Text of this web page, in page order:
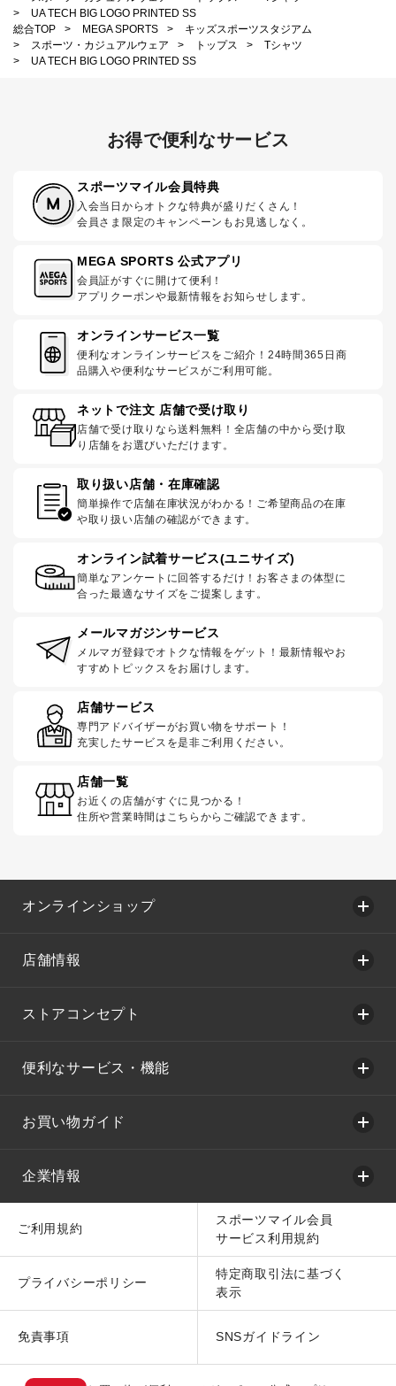
>
UA TECH BIG LOGO PRINTED SS
総合TOP
> MEGA SPORTS >
キッズスポーツスタジアム
>
スポーツ・カジュアルウェア > トップス >
Tシャツ
>
UA TECH BIG LOGO PRINTED SS
お得で便利なサービス
スポーツマイル会員特典
入会当日からオトクな特典が盛りだくさん！
会員さま限定のキャンペーンもお見逃しなく。
MEGA SPORTS 公式アプリ
会員証がすぐに開けて便利！
アプリクーポンや最新情報をお知らせします。
オンラインサービス一覧
便利なオンラインサービスをご紹介！24時間365日商
品購入や便利なサービスがご利用可能。
ネットで注文 店舗で受け取り
店舗で受け取りなら送料無料！全店舗の中から受け取
り店舗をお選びいただけます。
取り扱い店舗・在庫確認
簡単操作で店舗在庫状況がわかる！ご希望商品の在庫
や取り扱い店舗の確認ができます。
オンライン試着サービス(ユニサイズ)
簡単なアンケートに回答するだけ！お客さまの体型に
合った最適なサイズをご提案します。
メールマガジンサービス
メルマガ登録でオトクな情報をゲット！最新情報やお
すすめトピックスをお届けします。
店舗サービス
専門アドバイザーがお買い物をサポート！
充実したサービスを是非ご利用ください。
店舗一覧
お近くの店舗がすぐに見つかる！
住所や営業時間はこちらからご確認できます。
オンラインショップ
店舗情報
ストアコンセプト
便利なサービス・機能
お買い物ガイド
企業情報
ご利用規約
スポーツマイル会員
サービス利用規約
プライバシーポリシー
特定商取引法に基づく
表示
免責事項 SNSガイドライン